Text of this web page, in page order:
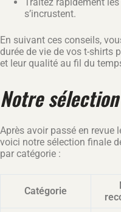
s’incrustent.
En suivant ces conseils,
durée de vie de vos t-shirts
et leur qualité au fil du
Notre
Après avoir passé en revue
voici notre sélection finale
par catégorie :
Catégorie